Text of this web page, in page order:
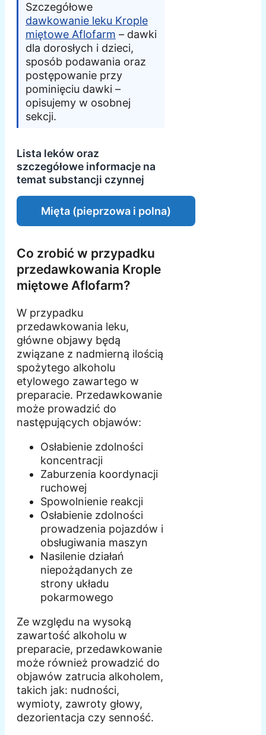
Szczegółowe
dawkowanie leku Krople
miętowe Aflofarm – dawki
dla dorosłych i dzieci,
sposób podawania oraz
postępowanie przy
pominięciu dawki –
opisujemy w osobnej
sekcji.
Lista leków oraz
szczegółowe informacje na
temat substancji czynnej
Mięta (pieprzowa i polna)
Co zrobić w przypadku
przedawkowania Krople
miętowe Aflofarm?
W przypadku
przedawkowania leku,
główne objawy będą
związane z nadmierną ilością
spożytego alkoholu
etylowego zawartego w
preparacie. Przedawkowanie
może prowadzić do
następujących objawów:
Osłabienie zdolności
koncentracji
Zaburzenia koordynacji
ruchowej
Spowolnienie reakcji
Osłabienie zdolności
prowadzenia pojazdów i
obsługiwania maszyn
Nasilenie działań
niepożądanych ze
strony układu
pokarmowego
Ze względu na wysoką
zawartość alkoholu w
preparacie, przedawkowanie
może również prowadzić do
objawów zatrucia alkoholem,
takich jak: nudności,
wymioty, zawroty głowy,
dezorientacja czy senność.